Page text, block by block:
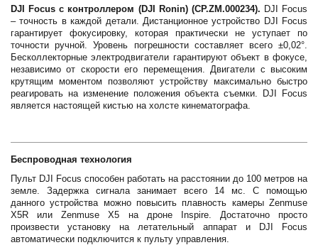
DJI Focus с контроллером (DJI Ronin) (CP.ZM.000234). DJI Focus
– точность в каждой детали. Дистанционное устройство DJI Focus
гарантирует фокусировку, которая практически не уступает по
точности ручной. Уровень погрешности составляет всего ±0,02°.
Бесколлекторные электродвигатели гарантируют объект в фокусе,
независимо от скорости его перемещения. Двигатели с высоким
крутящим моментом позволяют устройству максимально быстро
реагировать на изменение положения объекта съемки. DJI Focus
является настоящей кистью на холсте кинематографа.
Беспроводная технология
Пульт DJI Focus способен работать на расстоянии до 100 метров на
земле. Задержка сигнала занимает всего 14 мс. С помощью
данного устройства можно повысить плавность камеры Zenmuse
X5R или Zenmuse X5 на дроне Inspire. Достаточно просто
произвести установку на летательный аппарат и DJI Focus
автоматически подключится к пульту управления.